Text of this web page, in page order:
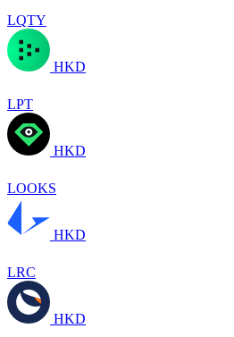
LQTY
HKD
LPT
HKD
LOOKS
HKD
LRC
HKD